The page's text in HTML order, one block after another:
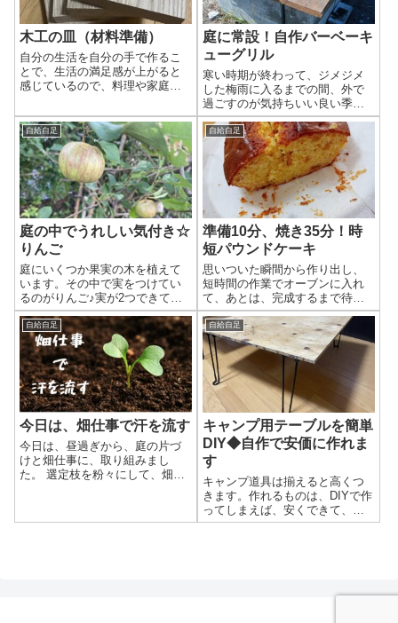
木工の皿（材料準備）
自分の生活を自分の手で作るこ
とで、生活の満足感が上がると
感じているので、料理や家庭菜
んですが、日々使う食器を作れ
ば、満足感が上がりまくるので
はないかと思い、チャレンジし
ました！まずは、小さめのお皿
です。前回は、道具準備まで。
今回は、材料準備。 材料準備 ど
んな木材を使えばいいのか。ネ
ットで調べると、トチ、ケヤ
キ、ナラ、ブナ、クルミ、サク
ラ などなどネットで頼むこと
もできると思ったけど、実際に
触ってから買いたいと思い、ホ
ームセンターで購入しました。
たまたま、色々な樹種を売って
いるお店があり、買ったのは、
タモ。家具で使われることが多
い材料のようですが、ネットで
調べる...
庭に常設！自作バーベーキ
ューグリル
寒い時期が終わって、ジメジメ
した梅雨に入るまでの間、外で
過ごすのが気持ちいい良い季節
になってきました！そんなとき
に、「バーベキューしたい！」
と思い立つことはあっても、
材料準備して、 バーベキュー
グリルを準備して、 テーブル
にイスに、 火を起こして、
やっと、肉が焼ける！ という
頃には、すっかり疲れている。
なんてことがあるので、バーベ
キュー台を庭に常設していま
す。片付けも簡単です♪ ◆外観
ホームセンターで買ってきたコ
ンクリートブロック（ブロック
塀等に使われるもの）を買って
きて積み重ねています。火を使
うところの周辺は、セメントブ
ロックで囲い、その周りに安く
売っていた木の板を設置して、
雰囲気良く...
自給自足
庭の中でうれしい気付き☆
りんご
庭にいくつか果実の木を植えて
います。その中で実をつけてい
るのがりんご♪実が2つできてい
ますその成長を見ながら、庭を
眺めながら、日々の暮らしを大
事にしたいと感じました。 りん
ごの成長 ◆4月13日 花を発見
◆5月6日 実がなっているのを
発見 ◆6月14日 少しずつ大き
くなってる ◆7月4日 色付いて
きた。まだ小さいのに。 今のと
ころは、ここまで。何も世話を
してないのに実がなるなんて、
嬉しいです♪カバーをかけないと
カラスにやられるかもしれない
ですね。 庭を眺めて気付いたこ
ると色々なことが起きているな
自給自足
準備10分、焼き35分！時
短パウンドケーキ
思いついた瞬間から作り出し、
短時間の作業でオーブンに入れ
て、あとは、完成するまで待つ
だけ。 子供から、「何か食べた
いなー」と言われてから作り出
しても大丈夫(^▽^)/ 覚えやすい
分量で、短い時間で作れるパウ
ンドケーキ トッピング材料でア
レンジも自由自在♪
自給自足
今日は、畑仕事で汗を流す
今日は、昼過ぎから、庭の片づ
けと畑仕事に、取り組みまし
た。 選定枝を粉々にして、畑へ
自給自足
キャンプ用テーブルを簡単
DIY◆自作で安価に作れま
す
キャンプ道具は揃えると高くつ
きます。作れるものは、DIYで作
ってしまえば、安くできて、愛
着も湧きます。今回は、手間を
ブルが２つ作れます。 ◆材料